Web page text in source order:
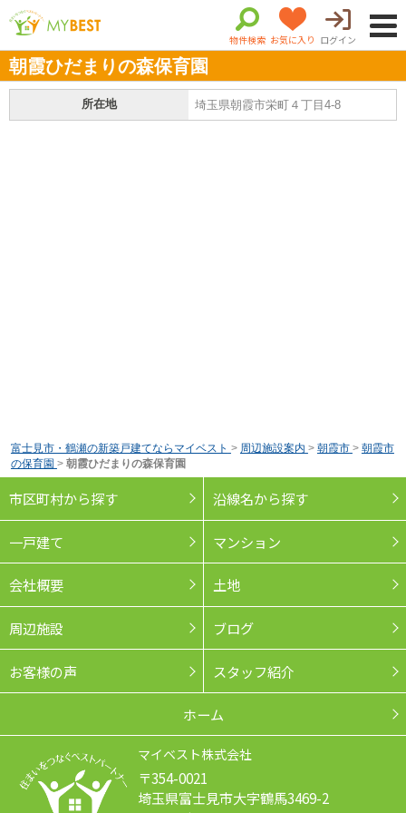
物件検索 お気に入り ログイン
朝霞ひだまりの森保育園
所在地 埼玉県朝霞市栄町４丁目4-8
富士見市・鶴瀬の新築戸建てならマイベスト > 周辺施設案内 > 朝霞市 > 朝霞市
の保育園 > 朝霞ひだまりの森保育園
市区町村から探す 沿線名から探す
一戸建て マンション
会社概要 土地
周辺施設 ブログ
お客様の声 スタッフ紹介
ホーム
マイベスト株式会社
〒354-0021
埼玉県富士見市大字鶴馬3469-2